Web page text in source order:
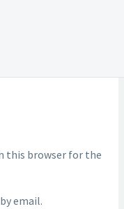
this browser for the
email.